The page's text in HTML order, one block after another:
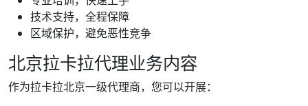
技术支持，全程保障
区域保护，避免恶性竞争
北京拉卡拉代理业务内容
作为拉卡拉北京一级代理商，您可以开展：